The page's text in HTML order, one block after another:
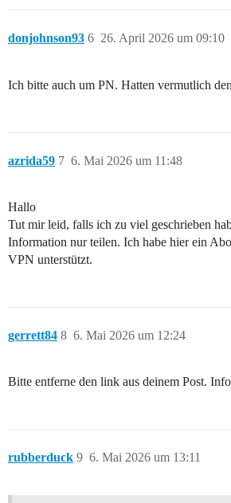
donjohnson93 26. April 2026 um 09:10
6
Ich bitte auch um PN. Hatten vermutlich
azrida59 6. Mai 2026 um 11:48
7
Hallo
Tut mir leid, falls ich zu viel geschrieben
Information nur teilen. Ich habe hier ein
VPN unterstützt.
gerrett84 6. Mai 2026 um 12:24
8
Bitte entferne den link aus deinem Post.
rubberduck 6. Mai 2026 um 13:11
9